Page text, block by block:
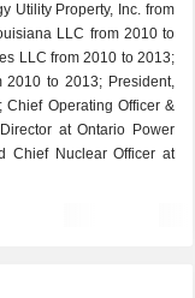
Utility Property, Inc. from
LLC from 2010 to
LLC from 2010 to 2013;
2010 to 2013; President,
Chief Operating Officer &
at Ontario Power
Chief Nuclear Officer at